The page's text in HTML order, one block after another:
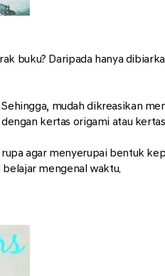
buku? Daripada hanya
mudah dikreasikan
kertas origami atau
agar menyerupai bentuk
mengenal waktu.